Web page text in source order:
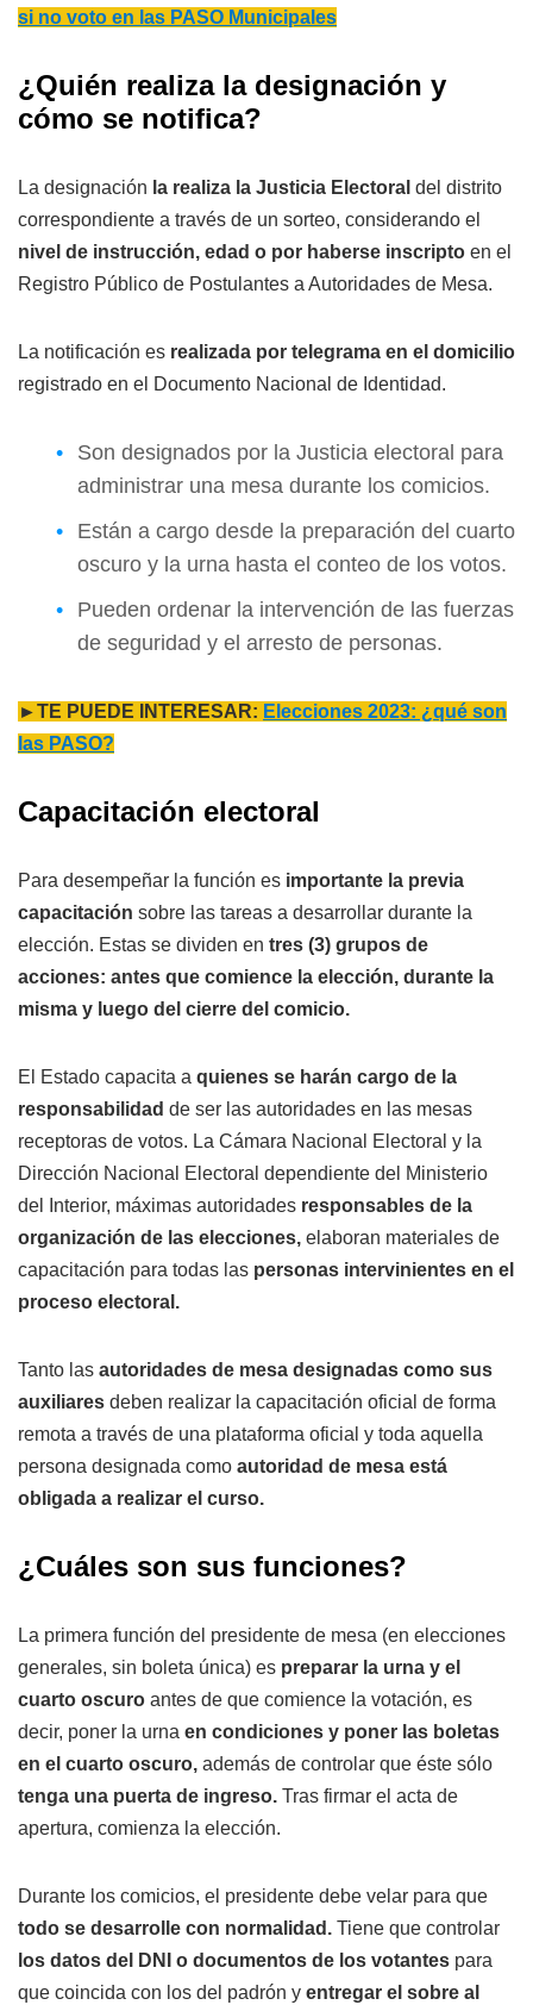
si no voto en las PASO Municipales
¿Quién realiza la designación y
cómo se notifica?
La designación la realiza la Justicia Electoral del distrito
correspondiente a través de un sorteo, considerando el
nivel de instrucción, edad o por haberse inscripto en el
Registro Público de Postulantes a Autoridades de Mesa.
La notificación es realizada por telegrama en el domicilio
registrado en el Documento Nacional de Identidad.
Son designados por la Justicia electoral para
administrar una mesa durante los comicios.
Están a cargo desde la preparación del cuarto
oscuro y la urna hasta el conteo de los votos.
Pueden ordenar la intervención de las fuerzas
de seguridad y el arresto de personas.
►TE PUEDE INTERESAR: Elecciones 2023: ¿qué son
las PASO?
Capacitación electoral
Para desempeñar la función es importante la previa
capacitación sobre las tareas a desarrollar durante la
elección. Estas se dividen en tres (3) grupos de
acciones: antes que comience la elección, durante la
misma y luego del cierre del comicio.
El Estado capacita a quienes se harán cargo de la
responsabilidad de ser las autoridades en las mesas
receptoras de votos. La Cámara Nacional Electoral y la
Dirección Nacional Electoral dependiente del Ministerio
del Interior, máximas autoridades responsables de la
organización de las elecciones, elaboran materiales de
capacitación para todas las personas intervinientes en el
proceso electoral.
Tanto las autoridades de mesa designadas como sus
auxiliares deben realizar la capacitación oficial de forma
remota a través de una plataforma oficial y toda aquella
persona designada como autoridad de mesa está
obligada a realizar el curso.
¿Cuáles son sus funciones?
La primera función del presidente de mesa (en elecciones
generales, sin boleta única) es preparar la urna y el
cuarto oscuro antes de que comience la votación, es
decir, poner la urna en condiciones y poner las boletas
en el cuarto oscuro, además de controlar que éste sólo
tenga una puerta de ingreso. Tras firmar el acta de
apertura, comienza la elección.
Durante los comicios, el presidente debe velar para que
todo se desarrolle con normalidad. Tiene que controlar
los datos del DNI
o documentos de los votantes para
que coincida con los del padrón y entregar el sobre al